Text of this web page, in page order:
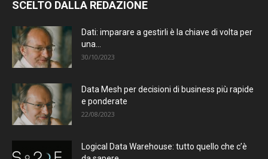
SCELTO DALLA REDAZIONE
Dati: imparare a gestirli è la chiave di volta per
una...
30/10/2023
Data Mesh per decisioni di business più rapide
e ponderate
22/08/2023
Logical Data Warehouse: tutto quello che c’è